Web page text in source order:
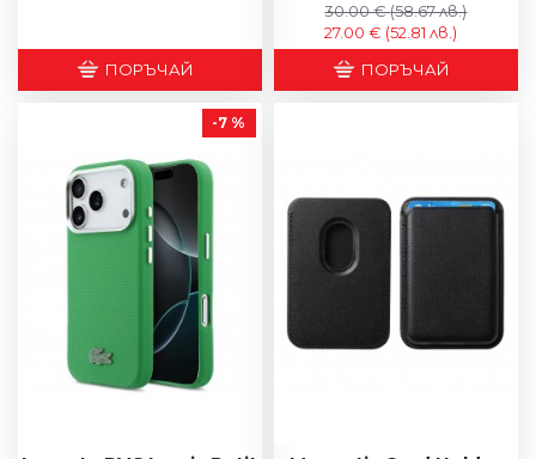
ПОРЪЧАЙ
27.00 € (52.81 лв.)
30.00 €(58.67 лв.)
ПОРЪЧАЙ
-7 %